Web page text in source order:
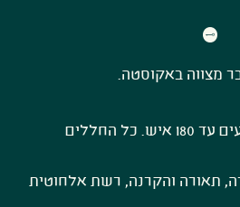
מצווה באקוסטה.
ניתן לערוך אצלינו אירועים עד 180 איש. כל החללים
תאורה והקרנה, רשת אלחוטית